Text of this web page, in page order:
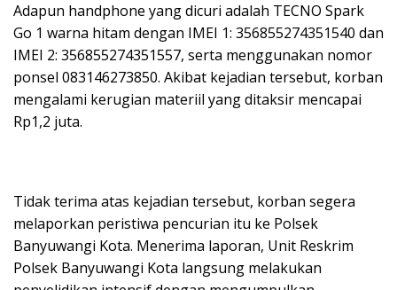
Adapun handphone yang dicuri adalah TECNO Spark
Go 1 warna hitam dengan IMEI 1: 356855274351540 dan
IMEI 2: 356855274351557, serta menggunakan nomor
ponsel 083146273850. Akibat kejadian tersebut, korban
mengalami kerugian materiil yang ditaksir mencapai
Rp1,2 juta.
Tidak terima atas kejadian tersebut, korban segera
melaporkan peristiwa pencurian itu ke Polsek
Banyuwangi Kota. Menerima laporan, Unit Reskrim
Polsek Banyuwangi Kota langsung melakukan